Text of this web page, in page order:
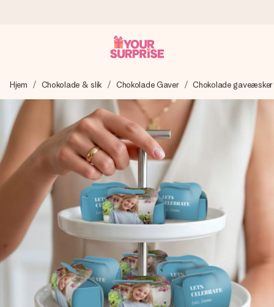
Vi laver din gave med omhu og sender den lynhurtigt – så
du kan give den på det helt rette tidspunkt, når den
betyder allermest.
4,7 (baseret på +15.000 anmeldelser)
Vores gaver inspirerer. Kunderne giver os 4,7 på Google
Reviews.
Gratis kort med hilsen
Lav noget særligt i blot få trin – med hendes navn, et
billede af dig eller en besked, der går lige i hendes hjerte.
Intet besvær men udelukkende en masse kærlighed i
øjeblikket.
Hjem Chokolade & slik Chokolade Gaver Chokolade gaveæsker